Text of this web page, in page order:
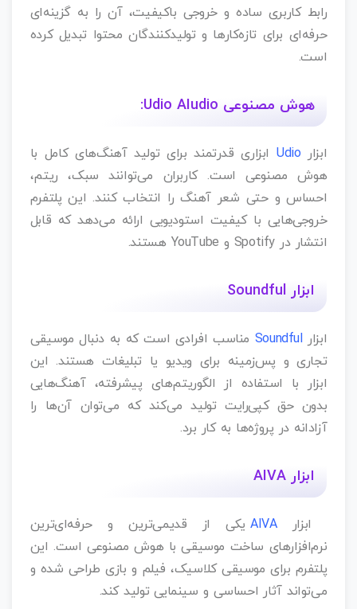
رابط کاربری ساده و خروجی باکیفیت، آن را به گزینه‌ای
حرفه‌ای برای تازه‌کارها و تولیدکنندگان محتوا تبدیل کرده
است.
هوش مصنوعی Udio AIudio:
ابزار Udio ابزاری قدرتمند برای تولید آهنگ‌های کامل با
هوش مصنوعی است. کاربران می‌توانند سبک، ریتم،
احساس و حتی شعر آهنگ را انتخاب کنند. این پلتفرم
خروجی‌هایی با کیفیت استودیویی ارائه می‌دهد که قابل
انتشار در Spotify و YouTube هستند.
ابزار Soundful
ابزارSoundful مناسب افرادی است که به دنبال موسیقی
تجاری و پس‌زمینه برای ویدیو یا تبلیغات هستند. این
ابزار با استفاده از الگوریتم‌های پیشرفته، آهنگ‌هایی
بدون حق کپی‌رایت تولید می‌کند که می‌توان آن‌ها را
آزادانه در پروژه‌ها به کار برد.
ابزار AIVA
ابزارAIVAیکی از قدیمی‌ترین و حرفه‌ای‌ترین
نرم‌افزارهای ساخت موسیقی با هوش مصنوعی است. این
پلتفرم برای موسیقی کلاسیک، فیلم و بازی طراحی شده و
می‌تواند آثار احساسی و سینمایی تولید کند.